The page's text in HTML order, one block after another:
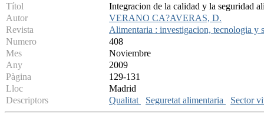
Títol
Integracion de la calidad y la seguridad
Autor
VERANO CA?AVERAS, D.
Revista
Alimentaria : investigacion, tecnologia y
Numero
408
Mes
Noviembre
Any
2009
Pàgina
129-131
Lloc
Madrid
Descriptors
Qualitat Seguretat alimentaria Sector